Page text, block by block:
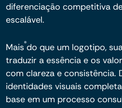
diferenciação competitiva
escalável.
Mais do que um logotipo,
traduzir a essência e os
com clareza e consistência.
identidades visuais
base em um processo